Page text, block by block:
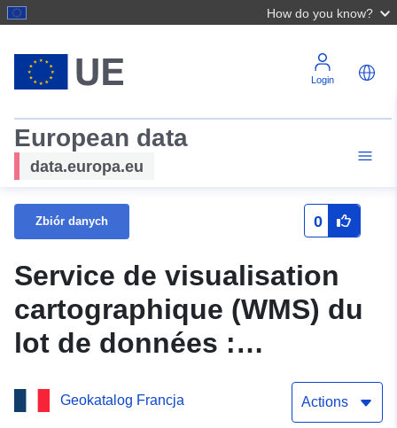
How do you know?
Login
European data
data.europa.eu
Zbiór danych 0
Service de visualisation
cartographique (WMS) du
lot de données :
Classement sonore des
infrastructures de
Geokatalog Francja Actions